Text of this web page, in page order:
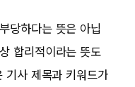
당하다는 뜻은 아닙
합리적이라는 뜻도
기사 제목과 키워드가